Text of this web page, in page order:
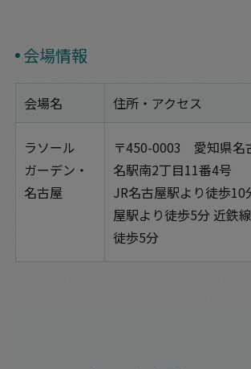
会場情報
会場名 住所・アクセス
ラソール
ガーデン・
名古屋
〒450-0003 愛知県名
名駅南2丁目11番4号
JR名古屋駅より徒歩10
屋駅より徒歩5分 近鉄
徒歩5分